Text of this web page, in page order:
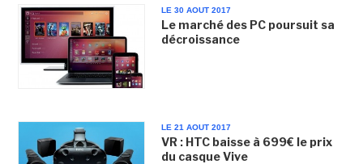
LE 30 AOUT 2017
Le marché des PC poursuit sa
décroissance
LE 21 AOUT 2017
VR : HTC baisse à 699€ le prix
du casque Vive